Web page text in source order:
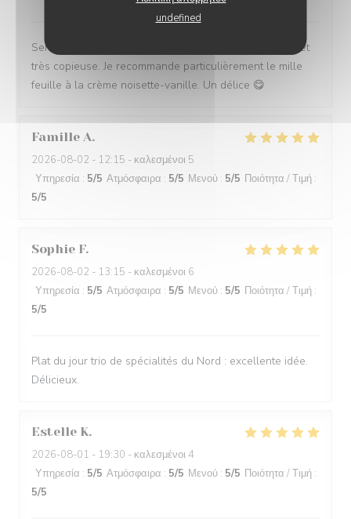
undefined
Service impeccable et convivial. Nourriture excellente et
très copieuse. Je recommande particulièrement le mille
feuille à la crème noisette-vanille. Un délice 😋
Famille A
2026-08-02 - 12:15 - καλεσμένοι 5
Υπηρεσία : 5/5 Ατμόσφαιρα : 5/5 Μενού : 5/5 Ποιότητα / Τιμή :
5/5
Sophie F
2026-08-02 - 13:15 - καλεσμένοι 6
Υπηρεσία : 5/5 Ατμόσφαιρα : 5/5 Μενού : 5/5 Ποιότητα / Τιμή :
5/5
Plat du jour trio de spécialités du Nord : excellente idée.
Délicieux.
Estelle K
2026-08-01 - 19:30 - καλεσμένοι 4
Υπηρεσία : 5/5 Ατμόσφαιρα : 5/5 Μενού : 5/5 Ποιότητα / Τιμή :
5/5